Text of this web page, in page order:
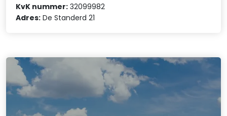
KvK nummer: 32099982
Adres: De Standerd 21